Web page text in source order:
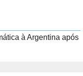
à Argentina após